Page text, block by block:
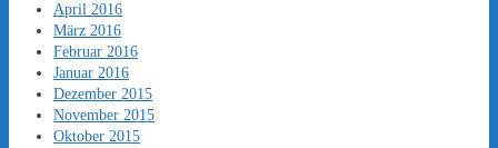
April 2016
März 2016
Februar 2016
Januar 2016
Dezember 2015
November 2015
Oktober 2015